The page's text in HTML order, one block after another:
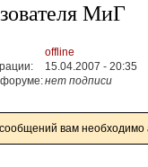
МиГ
offline
15.04.2007 - 20:35
нет подписи
вам необходимо